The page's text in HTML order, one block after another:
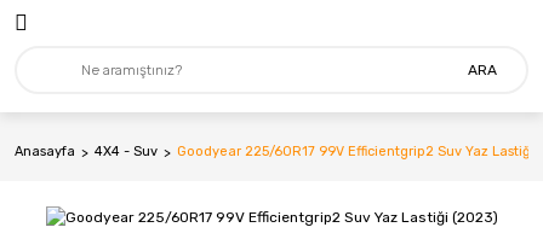
ARA
Anasayfa 4X4 - Suv Goodyear 225/60R17 99V Efficientgrip2 Suv Yaz Lastiği